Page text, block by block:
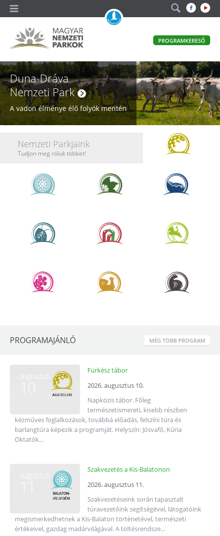
természetvédelem
hivatalos
honlapja
Magyar
Nemzeti
Parkok
PROGRAMKERESŐ
Nemzeti Parkok
Duna-Dráva
Nemzeti Park
A vadon élménye élő folyók mentén
ParkokNemzeti Parkjaink
Tudjon meg róluk többet!
PROGRAMAJÁNLÓ MÉG TÖBB PROGRAM
augusztus
10
Fürkész tábor
2026. augusztus 10.
Napközis tábor. Főleg
természetismereti, kisebb részben
kézműves foglalkozások, továbbá előadás, felszíni túra és
barlangtúra képezik a programját. Helyszín: Jósvafő, Kúria
Oktatók...
Szakvezetés a Kis-Balatonon
2026. augusztus 11.
Szakvezetéseink során tapasztalt
túravezetőink segítségével, látogatóink
megismerkedhetnek a Kis-Balaton történetével, természeti
értékeivel, gazdag madárvilágával. A töltésrendsze...